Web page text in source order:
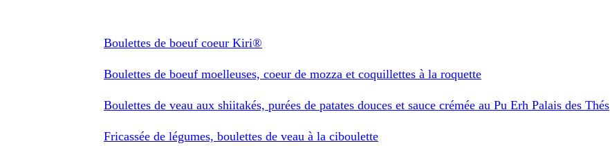
Boulettes de boeuf coeur Kiri®
Boulettes de boeuf moelleuses, coeur de mozza et coquillettes à la roquette
Boulettes de veau aux shiitakés, purées de patates douces et sauce crémée au Pu Erh Palais des Thés
Fricassée de légumes, boulettes de veau à la ciboulette